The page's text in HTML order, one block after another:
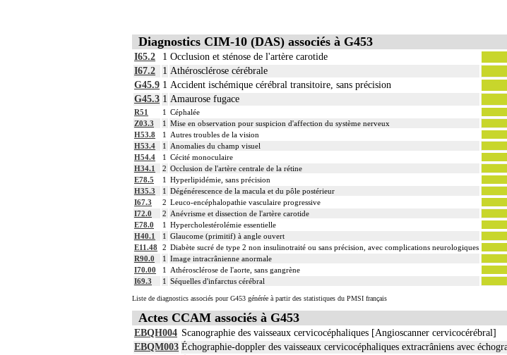
Diagnostics CIM-10 (DAS) associés à G453
I65.2 1 Occlusion et sténose de l'artère carotide
I67.2
1 Athérosclérose cérébrale
G45.9 1 Accident ischémique cérébral transitoire, sans précision
G45.3 1 Amaurose fugace
R51 1 Céphalée
Z03.3
1 Mise en observation pour suspicion d'affection du système nerveux
H53.8
1
Autres troubles de la vision
H53.4
1
Anomalies du champ visuel
H54.4
1 Cécité monoculaire
H34.1
2 Occlusion de l'artère centrale de la rétine
E78.5
1 Hyperlipidémie, sans précision
H35.3
1 Dégénérescence de la macula et du pôle postérieur
I67.3
2 Leuco-encéphalopathie vasculaire progressive
I72.0
2 Anévrisme et dissection de l'artère carotide
E78.0
1 Hypercholestérolémie essentielle
H40.1
1 Glaucome (primitif) à angle ouvert
E11.48
2 Diabète sucré de type 2 non insulinotraité ou sans précision, avec complications neurologiques
R90.0
1 Image intracrânienne anormale
I70.00
1
Athérosclérose de l'aorte, sans gangrène
I69.3
1 Séquelles d'infarctus cérébral
Liste de diagnostics associés pour G453 générée à partir des statistiques du PMSI français
Actes CCAM associés à G453
EBQH004 Scanographie des vaisseaux cervicocéphaliques [Angioscanner cervicocérébral]
EBQM003 Échographie-doppler des vaisseaux cervicocéphaliques extracrâniens avec